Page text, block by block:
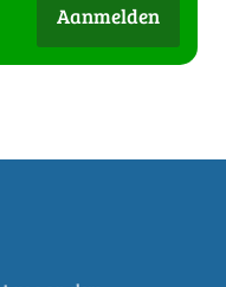
Aanmelden